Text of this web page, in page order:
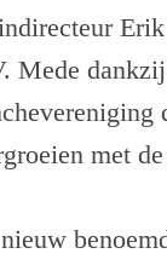
Mede
met